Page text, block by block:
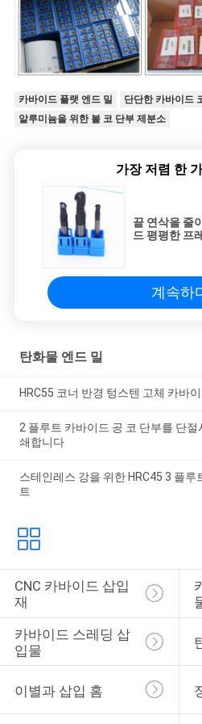
카바이드 플랫 엔드 밀
단단한 카바이드
알루미늄을 위한 볼 코 단부 제분소
가장 저렴 한
끝 연삭을 줄
드 평평한 프
계속하
탄화물 엔드 밀
HRC55 코너 반경 텅스텐 고체 카바
2 플루트 카바이드 공 코 단부를 단
쇄합니다
스테인레스 강을 위한 HRC45 3 플루
트
CNC 카바이드 삽입
재
카바이드 스레딩 삽
입물
이별과 삽입 홈